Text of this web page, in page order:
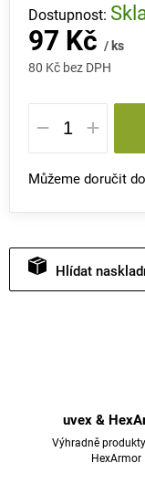
97 Kč / ks
80 Kč bez DPH
Měrná
cena:
Můžeme doručit
Hlídat
uvex &
Výhradně
HexArmor